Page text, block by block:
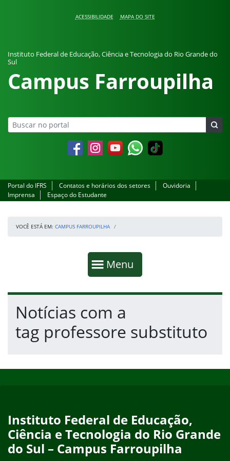
ACESSIBILIDADE MAPA DO SITE
Instituto Federal de Educação, Ciência e Tecnologia do Rio Grande do
Sul
Campus Farroupilha
FacebookInstagramYouTubeWhatsapp
Portal do IFRS Contatos e horários dos setores
Ouvidoria
Imprensa
Espaço do Estudante
VOCÊ ESTÁ EM: CAMPUS FARROUPILHA
Mostrar
Menu
Fim da navegação
Início do conteúdo
Notícias com a
tag professore substituto
Instituto Federal de Educação,
Ciência e Tecnologia do Rio Grande
do Sul – Campus Farroupilha